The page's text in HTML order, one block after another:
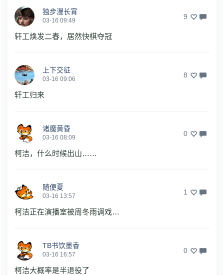
独步漫长宵
03-16 09:49 9
轩工焕发二春，居然快棋夺冠
上下交征
03-16 09:06 8
轩工归来
诸魔黄昏
03-16 08:09 0
柯洁，什么时候出山……
随便夏
03-16 13:57 1
柯洁正在演播室被周冬雨调戏…
TB书饮墨香
03-16 16:57 0
柯洁大概率是半退役了